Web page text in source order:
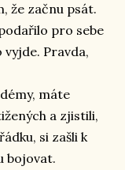
že začnu psát.
pro sebe
Pravda,
máte
a zjistili,
si zašli k
bojovat.